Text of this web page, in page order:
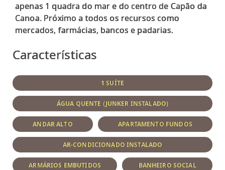
apenas 1 quadra do mar e do centro de Capão da
Canoa. Próximo a todos os recursos como
mercados, farmácias, bancos e padarias.
Características
1 SUÍTE
ÁGUA QUENTE (JUNKER INSTALADO)
ANDAR ALTO APARTAMENTO FUNDOS
AR-CONDICIONADO INSTALADO
ARMÁRIOS EMBUTIDOS BANHEIRO SOCIAL